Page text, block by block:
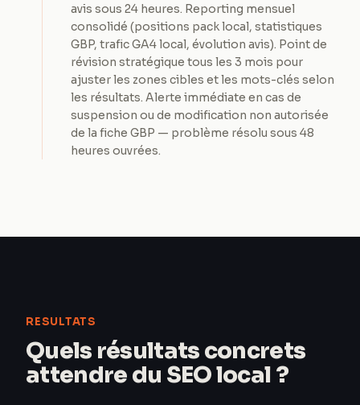
avis sous 24 heures. Reporting mensuel
consolidé (positions pack local, statistiques
GBP, trafic GA4 local, évolution avis). Point de
révision stratégique tous les 3 mois pour
ajuster les zones cibles et les mots-clés selon
les résultats. Alerte immédiate en cas de
suspension ou de modification non autorisée
de la fiche GBP — problème résolu sous 48
heures ouvrées.
RESULTATS
Quels résultats concrets
attendre du SEO local ?